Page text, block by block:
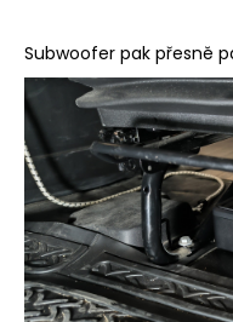
Subwoofer pak přesně